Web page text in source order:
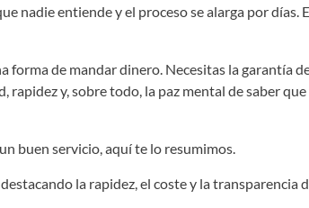
nadie entiende y el proceso se alarga por días.
forma de mandar dinero. Necesitas la garantía
rapidez y, sobre todo, la paz mental de saber
buen servicio, aquí te lo resumimos.